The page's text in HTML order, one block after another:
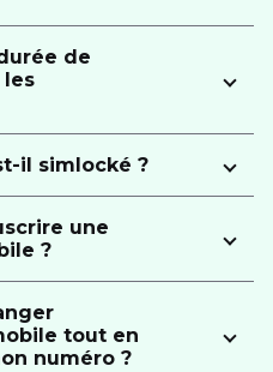
de
les
il simlocké ?
une
?
tout en
numéro ?